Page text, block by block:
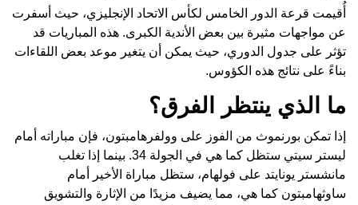
أُقيمت قرعة الدور الخامس لكأس الاتحاد الإنجليزي، حيث أسفرت
عن مواجهات مثيرة بين بعض الأندية الكبرى. هذه المباريات قد
تؤثر على جدول الدوري، حيث يمكن أن يتغير موعد بعض اللقاءات
بناءً على نتائج هذه الكؤوس.
ما الذي ينتظر الفرق؟
إذا تمكن بورنموث من الفوز على وولفرهامبتون، فإن مباراته أمام
ليستر سيتي ستظل كما هي في الجولة 34. بينما إذا تغلب
مانشستر يونايتد على فولهام، ستظل مباراة الأخير أمام
ساوثهامبتون كما هي، مما يضيف مزيدًا من الإثارة والتشويق